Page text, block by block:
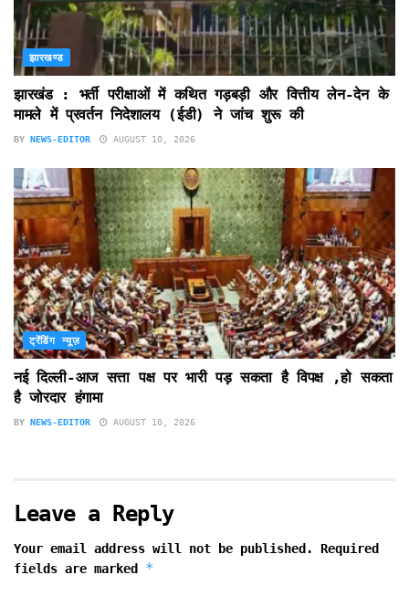
झारखण्ड
झारखंड : भर्ती परीक्षाओं में कथित गड़बड़ी और वित्तीय लेन-देन के
मामले में प्रवर्तन निदेशालय (ईडी) ने जांच शुरू की
BY NEWS-EDITOR AUGUST 10, 2026
ट्रेंडिंग न्यूज़
नई दिल्ली-आज सत्ता पक्ष पर भारी पड़ सकता है विपक्ष ,हो सकता
है जोरदार हंगामा
BY NEWS-EDITOR AUGUST 10, 2026
Leave a Reply
Your email address will not be published.
Required
fields are marked *